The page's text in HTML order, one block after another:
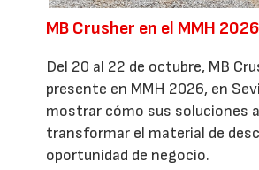
MB Crusher en el MMH 2026
Del 20 al 22 de octubre, MB
presente en MMH 2026, en
mostrar cómo sus soluciones
transformar el material de
oportunidad de negocio.